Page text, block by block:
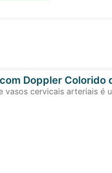
Doppler Colorido
vasos cervicais arteriais é